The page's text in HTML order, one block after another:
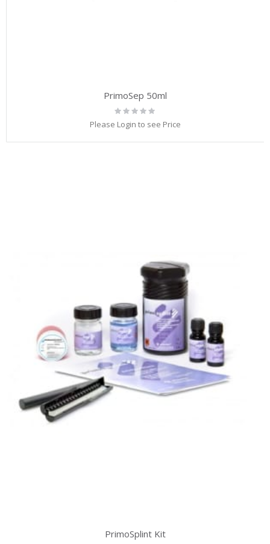
PrimoSep 50ml
Rating:
Please Login to see Price
PrimoSplint Kit